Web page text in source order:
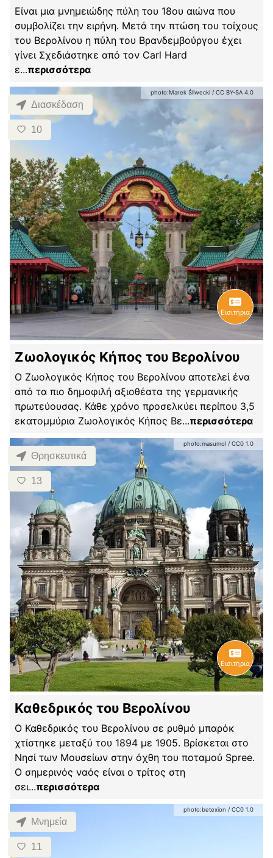
Είναι μια μνημειώδης πύλη του 18ου αιώνα που
συμβολίζει την ειρήνη. Μετά την πτώση του τοίχους
του Βερολίνου η πύλη του Βρανδεμβούργου έχει
γίνει Σχεδιάστηκε από τον Carl Hard
ε...περισσότερα
photo:Marek Śliwecki / CC BY-SA 4.0
Διασκέδαση
10
Εισιτήρια
Ζωολογικός Κήπος του Βερολίνου
Ο Ζωολογικός Κήπος του Βερολίνου αποτελεί ένα
από τα πιο δημοφιλή αξιοθέατα της γερμανικής
πρωτεύουσας. Κάθε χρόνο προσελκύει περίπου 3,5
εκατομμύρια Ζωολογικός Κήπος Βε...περισσότερα
photo:masumol / CC0 1.0
Θρησκευτικά
13
Εισιτήρια
Καθεδρικός του Βερολίνου
Ο Καθεδρικός του Βερολίνου σε ρυθμό μπαρόκ
χτίστηκε μεταξύ του 1894 με 1905. Βρίσκεται στο
Νησί των Μουσείων στην όχθη του ποταμού Spree.
Ο σημερινός ναός είναι ο τρίτος στη
σει...περισσότερα
photo:betexion / CC0 1.0
Μνημεία
11